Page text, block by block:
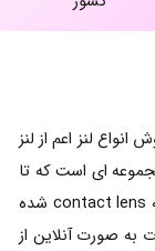
زمینه فروش انواع لنز اعم از لنز
ای است که تا
کنون موفق به دریافت مجوز رسمی فروش در زمینه contact lens شده
خدمات به صورت آنلاین از